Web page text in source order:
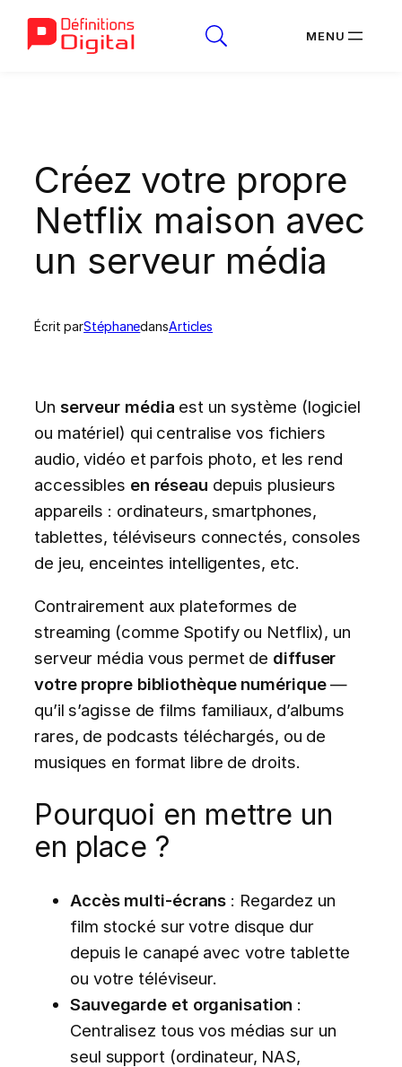
Créez votre propre
Netflix maison avec
un serveur média
Écrit parStéphanedansArticles
Un serveur média est un système (logiciel
ou matériel) qui centralise vos fichiers
audio, vidéo et parfois photo, et les rend
accessibles en réseau depuis plusieurs
appareils : ordinateurs, smartphones,
tablettes, téléviseurs connectés, consoles
de jeu, enceintes intelligentes, etc.
Contrairement aux plateformes de
streaming (comme Spotify ou Netflix), un
serveur média vous permet de diffuser
votre propre bibliothèque numérique—
qu’il s’agisse de films familiaux, d’albums
rares, de podcasts téléchargés, ou de
musiques en format libre de droits.
Pourquoi en mettre un
en place ?
Accès multi-écrans : Regardez un
film stocké sur votre disque dur
depuis le canapé avec votre tablette
ou votre téléviseur.
Sauvegarde et organisation :
Centralisez tous vos médias sur un
seul support (ordinateur, NAS,